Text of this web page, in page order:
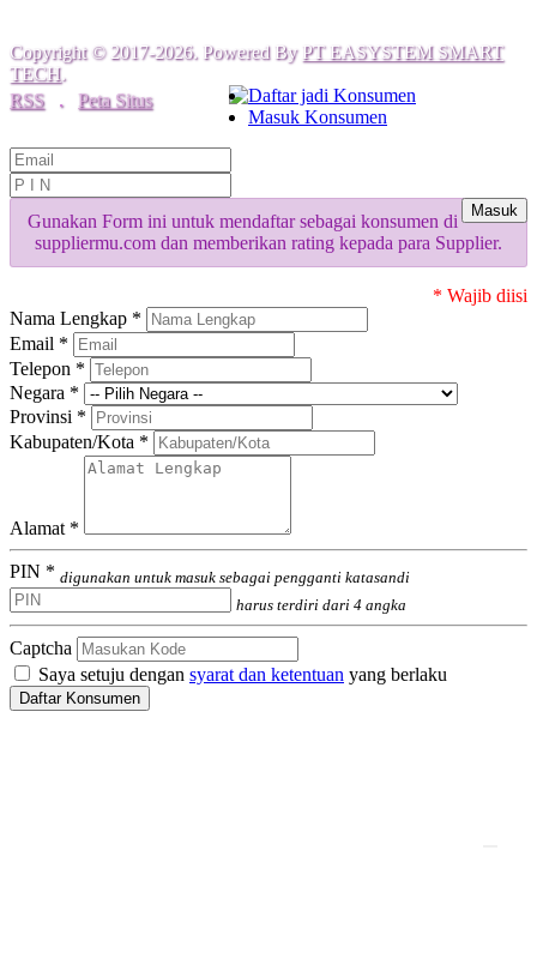
Copyright © 2017-2026. Powered By PT EASYSTEM SMART
TECH.
RSS
. Peta Situs
Daftar jadi Konsumen
Masuk Konsumen
Masuk
Gunakan Form ini untuk mendaftar sebagai konsumen di
suppliermu.com dan memberikan rating kepada para Supplier.
* Wajib diisi
Nama Lengkap *
Email *
Telepon *
Negara *
Provinsi *
Kabupaten/Kota *
Alamat *
PIN * digunakan untuk masuk sebagai pengganti katasandi
harus terdiri dari 4 angka
Captcha
Saya setuju dengan syarat dan ketentuan yang berlaku
Daftar Konsumen